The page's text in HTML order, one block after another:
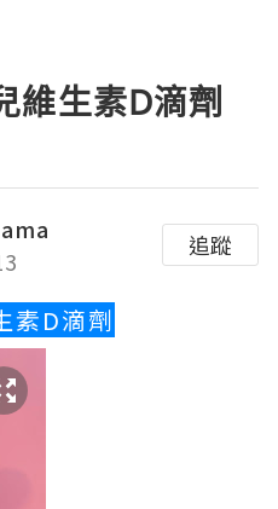
維生素D滴劑
追蹤
素D滴劑